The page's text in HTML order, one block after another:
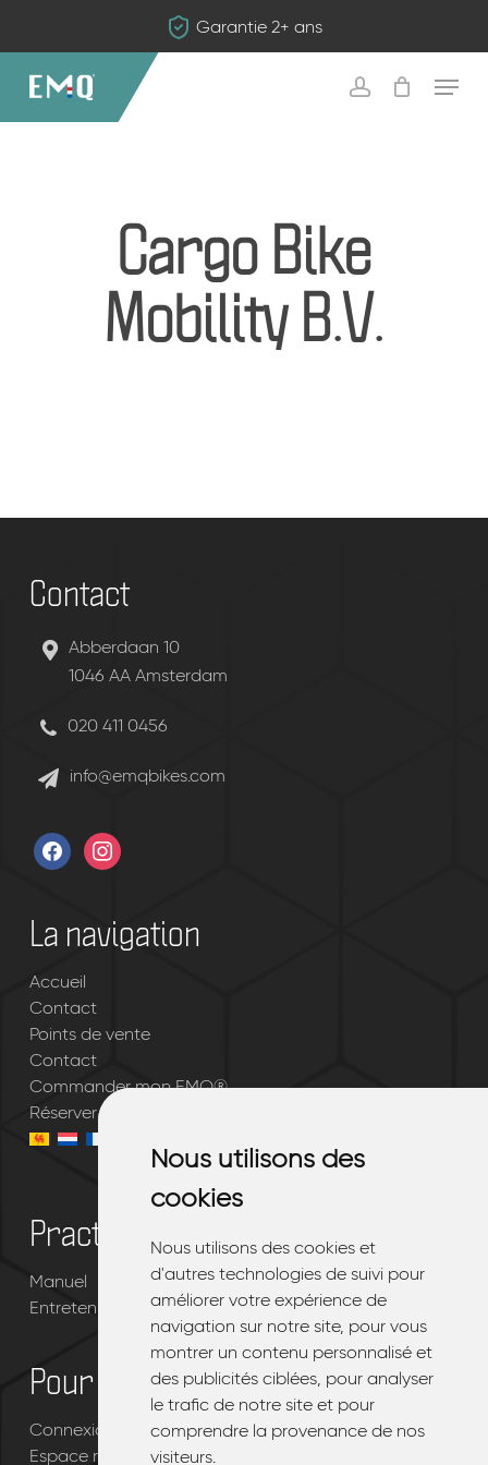
Nous utilisons des
cookies
Nous utilisons des cookies et
d'autres technologies de suivi pour
améliorer votre expérience de
navigation sur notre site, pour vous
montrer un contenu personnalisé et
des publicités ciblées, pour analyser
le trafic de notre site et pour
comprendre la provenance de nos
visiteurs.
Nous utilisons des
cookies
Nous utilisons des cookies et
d'autres technologies de suivi pour
améliorer votre expérience de
navigation sur notre site, pour vous
montrer un contenu personnalisé et
des publicités ciblées, pour analyser
le trafic de notre site et pour
comprendre la provenance de nos
visiteurs.
content
Garantie 2+ ans
Menu
Cargo Bike
Mobility B.V.
Contact
Abberdaan 10
1046 AA Amsterdam
020 411 0456
info@emqbikes.com
facebookinstagram
La navigation
Accueil
Contact
Points de vente
Contact
Commander mon EMQ®
Réserver un essai gratuit
Practique
Manuel
Entretenir votre EMQ®
Pour les revendeurs
Connexion portail revendeur EMQ®
Espace revendeur